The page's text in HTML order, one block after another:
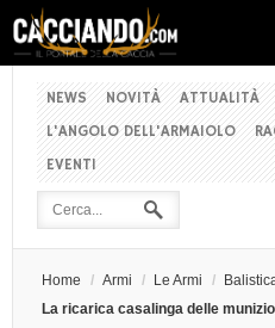
NEWS NOVITÀ ATTUALITÀ
L'ANGOLO DELL'ARMAIOLO
EVENTI
Home / Armi / Le Armi /
La ricarica casalinga delle